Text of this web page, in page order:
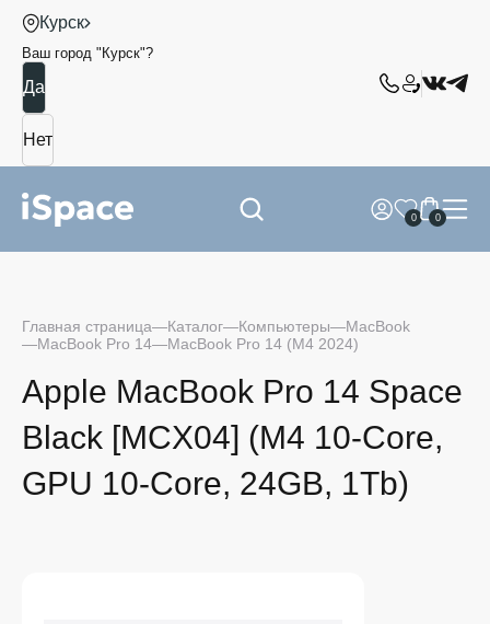
Курск
Ваш город " Курск"?
0 0
Главная страница Каталог Компьютеры
MacBook
MacBook Pro 14
MacBook Pro 14 (M4 2024)
Apple MacBook Pro 14 Space
Black [MCX04] (M4 10-Core,
GPU 10-Core, 24GB, 1Tb)